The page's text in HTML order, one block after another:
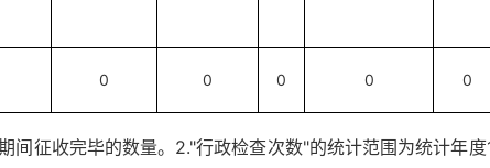
0 0 0 0 0
间征收完毕的数量。2."行政检查次数"的统计范围为统计年度